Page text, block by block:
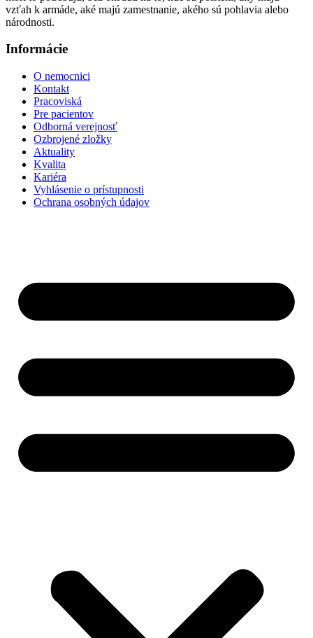
vzťah k armáde, aké majú zamestnanie, akého sú pohlavia alebo
národnosti.
Informácie
O nemocnici
Kontakt
Pracoviská
Pre pacientov
Odborná verejnosť
Ozbrojené zložky
Aktuality
Kvalita
Kariéra
Vyhlásenie o prístupnosti
Ochrana osobných údajov